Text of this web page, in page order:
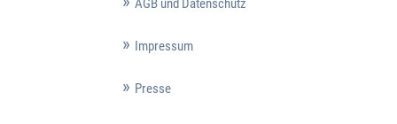
AGB und Datenschutz
Impressum
Presse